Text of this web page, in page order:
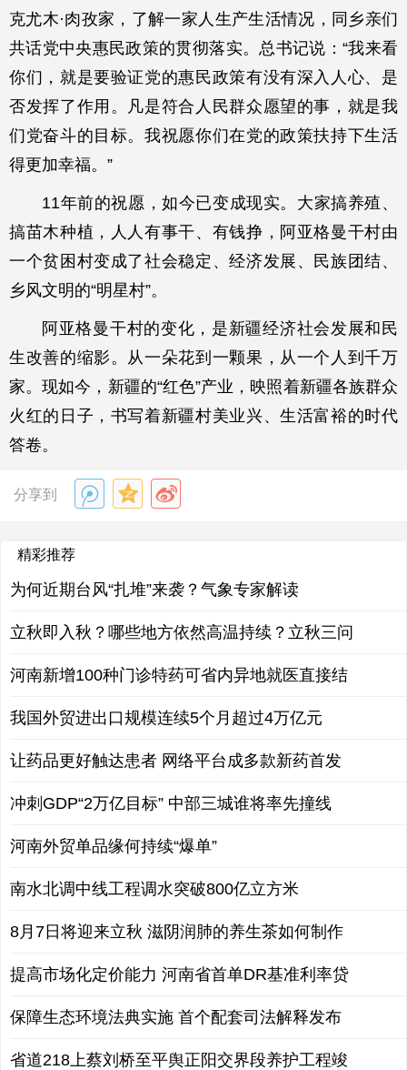
克尤木·肉孜家，了解一家人生产生活情况，同乡亲们
共话党中央惠民政策的贯彻落实。总书记说：“我来看
你们，就是要验证党的惠民政策有没有深入人心、是
否发挥了作用。凡是符合人民群众愿望的事，就是我
们党奋斗的目标。我祝愿你们在党的政策扶持下生活
得更加幸福。”
11年前的祝愿，如今已变成现实。大家搞养殖、
搞苗木种植，人人有事干、有钱挣，阿亚格曼干村由
一个贫困村变成了社会稳定、经济发展、民族团结、
乡风文明的“明星村”。
阿亚格曼干村的变化，是新疆经济社会发展和民
生改善的缩影。从一朵花到一颗果，从一个人到千万
家。现如今，新疆的“红色”产业，映照着新疆各族群众
火红的日子，书写着新疆村美业兴、生活富裕的时代
答卷。
分享到
精彩推荐
为何近期台风“扎堆”来袭？气象专家解读
立秋即入秋？哪些地方依然高温持续？立秋三问
河南新增100种门诊特药可省内异地就医直接结
我国外贸进出口规模连续5个月超过4万亿元
让药品更好触达患者 网络平台成多款新药首发
冲刺GDP“2万亿目标” 中部三城谁将率先撞线
河南外贸单品缘何持续“爆单”
南水北调中线工程调水突破800亿立方米
8月7日将迎来立秋 滋阴润肺的养生茶如何制作
提高市场化定价能力 河南省首单DR基准利率贷
保障生态环境法典实施 首个配套司法解释发布
省道218上蔡刘桥至平舆正阳交界段养护工程竣